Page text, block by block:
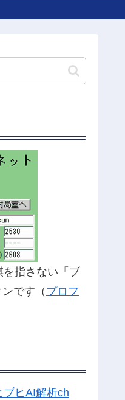
指さない「ブ
です（プロフ
ヒAI解析ch